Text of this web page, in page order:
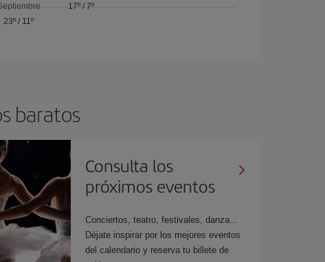
23º / 11º
17º/ 7º
baratos
Consulta los
próximos eventos
Conciertos, teatro, festivales, danza...
Déjate inspirar por los mejores eventos
del calendario y reserva tu billete de